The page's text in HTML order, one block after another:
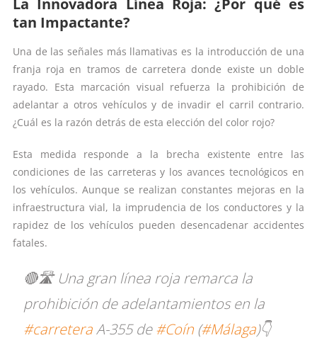
La Innovadora Línea Roja: ¿Por qué es
tan Impactante?
Una de las señales más llamativas es la introducción de una
franja roja en tramos de carretera donde existe un doble
rayado. Esta marcación visual refuerza la prohibición de
adelantar a otros vehículos y de invadir el carril contrario.
¿Cuál es la razón detrás de esta elección del color rojo?
Esta medida responde a la brecha existente entre las
condiciones de las carreteras y los avances tecnológicos en
los vehículos. Aunque se realizan constantes mejoras en la
infraestructura vial, la imprudencia de los conductores y la
rapidez de los vehículos pueden desencadenar accidentes
fatales.
🔴🛣️ Una gran línea roja remarca la
prohibición de adelantamientos en la
#carreteraA-355 de#Coín(#Málaga)👇